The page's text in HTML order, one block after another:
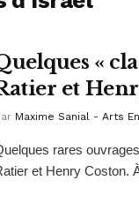
«
et
Maxime Sanial - Arts
rares
et Henry Coston.